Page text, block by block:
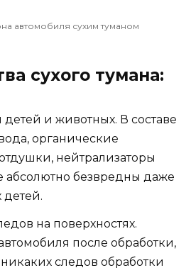
автомобиля сухим туманом
сухого тумана:
и животных. В составе
органические
нейтрализаторы
абсолютно безвредны даже
на поверхностях.
после обработки,
следов обработки